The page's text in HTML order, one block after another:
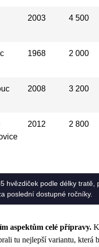
2003 4 500
1968 2 000
2008 3 200
2012 2 800
hvězdiček podle délky
poslední dostupné ročníky.
aspektům celé přípravy.
tu nejlepší variantu, která